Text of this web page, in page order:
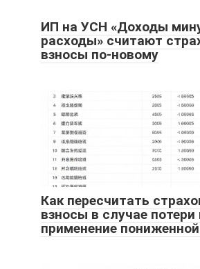
ИП на УСН «Доходы
расходы» считают
взносы по-новому
Как пересчитать
взносы в случае потери
применение